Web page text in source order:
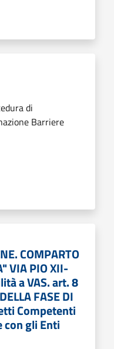
di
Barriere
COMPARTO
VIA PIO XII-
a VAS. art. 8
FASE DI
Competenti
con gli Enti